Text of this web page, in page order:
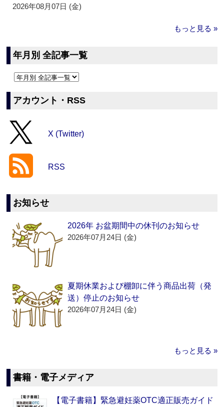
2026年08月07日 (金)
もっと見る »
年月別 全記事一覧
アカウント・RSS
X (Twitter)
RSS
お知らせ
2026年 お盆期間中の休刊のお知らせ
2026年07月24日 (金)
夏期休業および棚卸に伴う商品出荷（発
送）停止のお知らせ
2026年07月24日 (金)
もっと見る »
書籍・電子メディア
【電子書籍】緊急避妊薬OTC適正販売ガイド